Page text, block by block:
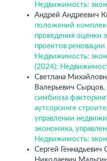
Недвижимость:
Андрей Андреевич
положений
проведения оценки
проектов
Недвижимость:
(2024):
Светлана
Валерьевич Сырцов,
симбиоза
аутсорсинге
управлении
экономика,
Недвижимость:
Сергей Геннадьевич